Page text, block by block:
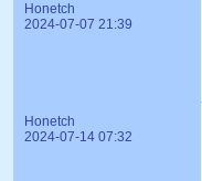
Honetch
2024-07-07 21:39
Honetch
2024-07-14 07:32